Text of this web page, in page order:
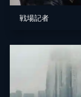
戦場記者